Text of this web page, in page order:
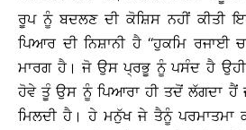
ਰੂਪ ਨੂੰ ਬਦਲਣ ਦੀ ਕੋਸ਼ਿਸ ਨਹੀਂ ਕੀਤੀ
ਪਿਆਰ ਦੀ ਨਿਸ਼ਾਨੀ ਹੈ ‘‘ਹੁਕਮਿ ਰਜਾਈ
ਮਾਰਗ ਹੈ। ਜੋ ਉਸ ਪ੍ਰਭੂ ਨੂੰ ਪਸੰਦ ਹੈ
ਹੋਵੇ ਤੂੰ ਉਸ ਨੂੰ ਪਿਆਰਾ ਹੀ ਤਦੋਂ ਲੱਗਦਾ ਹੈਂ
ਮਿਲਦੀ ਹੈ। ਹੇ ਮਨੁੱਖ ਜੇ ਤੈਨੂੰ ਪਰਮਾਤਮਾ